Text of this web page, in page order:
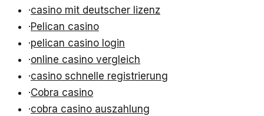
·casino mit deutscher lizenz
·Pelican casino
·pelican casino login
·online casino vergleich
·casino schnelle registrierung
·Cobra casino
·cobra casino auszahlung